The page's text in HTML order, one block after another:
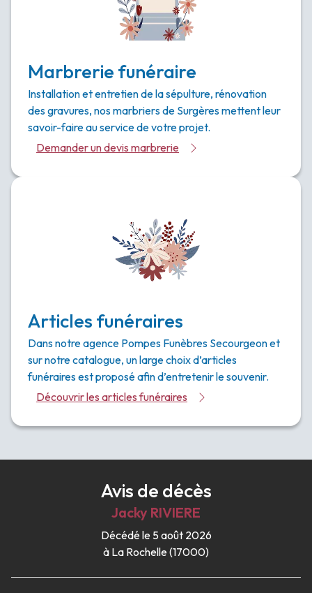
Marbrerie funéraire
Installation et entretien de la sépulture, rénovation
des gravures, nos marbriers de Surgères mettent leur
savoir-faire au service de votre projet.
Demander un devis marbrerie
Articles funéraires
Dans notre agence Pompes Funèbres Secourgeon et
sur notre catalogue, un large choix d’articles
funéraires est proposé afin d’entretenir le souvenir.
Découvrir les articles funéraires
Avis de décès
Jacky RIVIERE
Décédé le 5 août 2026
à La Rochelle (17000)